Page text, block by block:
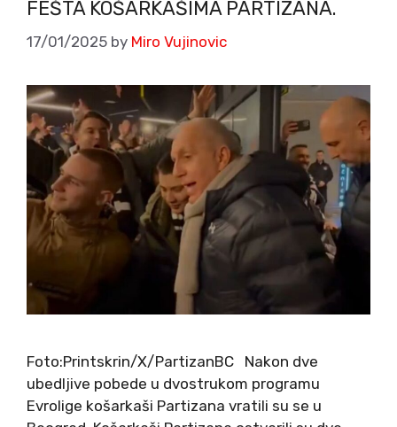
FEŠTA KOŠARKAŠIMA PARTIZANA.
17/01/2025 by Miro Vujinovic
Foto:Printskrin/X/PartizanBC Nakon dve
ubedljive pobede u dvostrukom programu
Evrolige košarkaši Partizana vratili su se u